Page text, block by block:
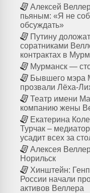
Алексей
пьяным: «Я не
обсуждать»
Путину
соратниками
контрактах в
Мурманск —
Бывшего мэра
прозвали Лёха-
Театр имени
компанию жены
Екатерина
Турчак –
усадит всех за
Алексея
Норильск
Хинштейн:
России начали
активов Веллера